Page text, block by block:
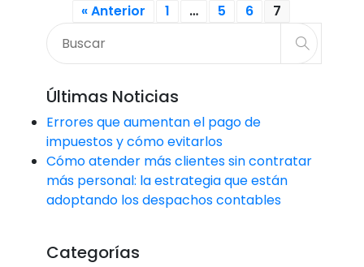
« Anterior 1 … 5 6 7
Últimas Noticias
Errores que aumentan el pago de
impuestos y cómo evitarlos
Cómo atender más clientes sin contratar
más personal: la estrategia que están
adoptando los despachos contables
Categorías